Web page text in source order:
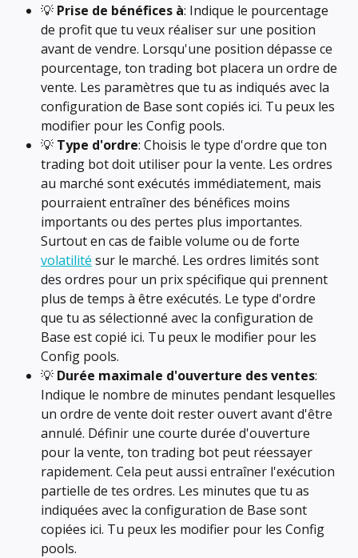
💡 Prise de bénéfices à: Indique le pourcentage
de profit que tu veux réaliser sur une position
avant de vendre. Lorsqu'une position dépasse ce
pourcentage, ton trading bot placera un ordre de
vente. Les paramètres que tu as indiqués avec la
configuration de Base sont copiés ici. Tu peux les
modifier pour les Config pools.
💡 Type d'ordre: Choisis le type d'ordre que ton
trading bot doit utiliser pour la vente. Les ordres
au marché sont exécutés immédiatement, mais
pourraient entraîner des bénéfices moins
importants ou des pertes plus importantes.
Surtout en cas de faible volume ou de forte
volatilité sur le marché. Les ordres limités sont
des ordres pour un prix spécifique qui prennent
plus de temps à être exécutés. Le type d'ordre
que tu as sélectionné avec la configuration de
Base est copié ici. Tu peux le modifier pour les
Config pools.
💡 Durée maximale d'ouverture des ventes:
Indique le nombre de minutes pendant lesquelles
un ordre de vente doit rester ouvert avant d'être
annulé. Définir une courte durée d'ouverture
pour la vente, ton trading bot peut réessayer
rapidement. Cela peut aussi entraîner l'exécution
partielle de tes ordres. Les minutes que tu as
indiquées avec la configuration de Base sont
copiées ici. Tu peux les modifier pour les Config
pools.